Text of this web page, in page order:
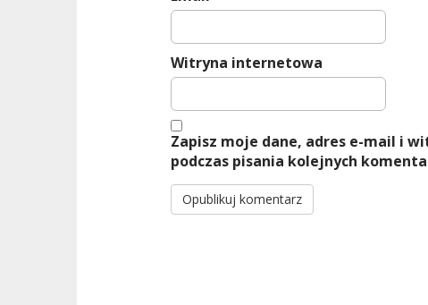
Witryna internetowa
Zapisz moje dane, adres e-mail i
podczas pisania kolejnych